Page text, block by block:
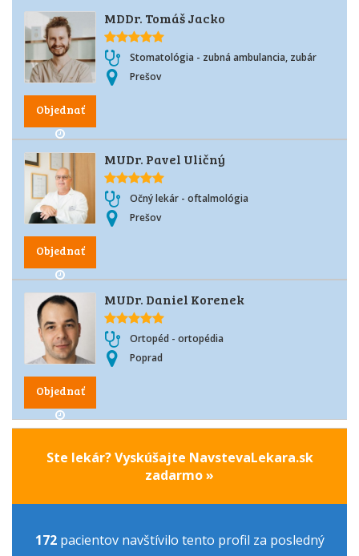
Objednať
MDDr. Tomáš Jacko
Stomatológia - zubná ambulancia, zubár
Prešov
Objednať
MUDr. Pavel Uličný
Očný lekár - oftalmológia
Prešov
Objednať
MUDr. Daniel Korenek
Ortopéd - ortopédia
Poprad
Ste lekár? Vyskúšajte NavstevaLekara.sk
zadarmo »
172pacientov navštívilo tento profil za posledný